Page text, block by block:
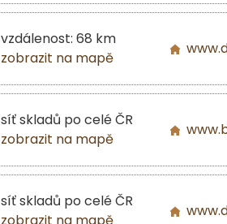
vzdálenost: 68 km
zobrazit na mapě
síť skladů po celé ČR
zobrazit na mapě
síť skladů po celé ČR